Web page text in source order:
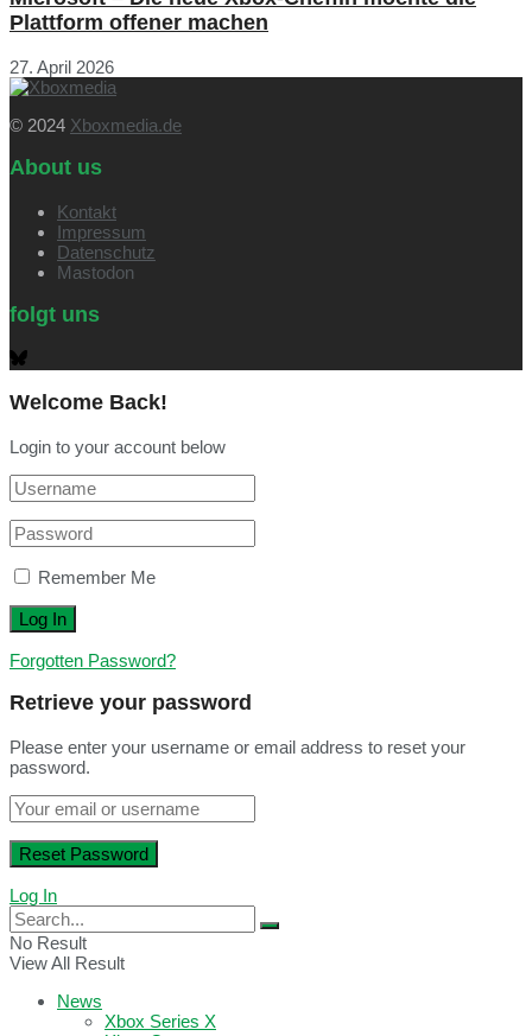
Plattform offener machen
27. April 2026
© 2024 Xboxmedia.de
About us
Kontakt
Impressum
Datenschutz
Mastodon
folgt uns
Welcome Back!
Login to your account below
Remember Me
Forgotten Password?
Retrieve your password
Please enter your username or email address to reset your
password.
Log In
No Result
View All Result
News
Xbox Series X